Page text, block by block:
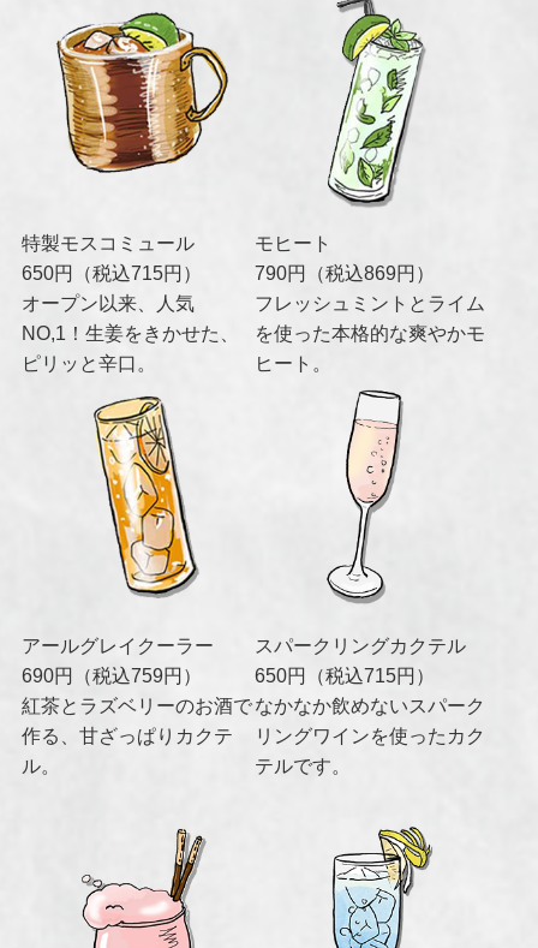
特製モスコミュール
650円（税込715円）
オープン以来、人気
NO,1！生姜をきかせた、
ピリッと辛口。
モヒート
790円（税込869円）
フレッシュミントとライム
を使った本格的な爽やかモ
ヒート。
アールグレイクーラー
690円（税込759円）
紅茶とラズベリーのお酒で
作る、甘ざっぱりカクテ
ル。
スパークリングカクテル
650円（税込715円）
なかなか飲めないスパーク
リングワインを使ったカク
テルです。